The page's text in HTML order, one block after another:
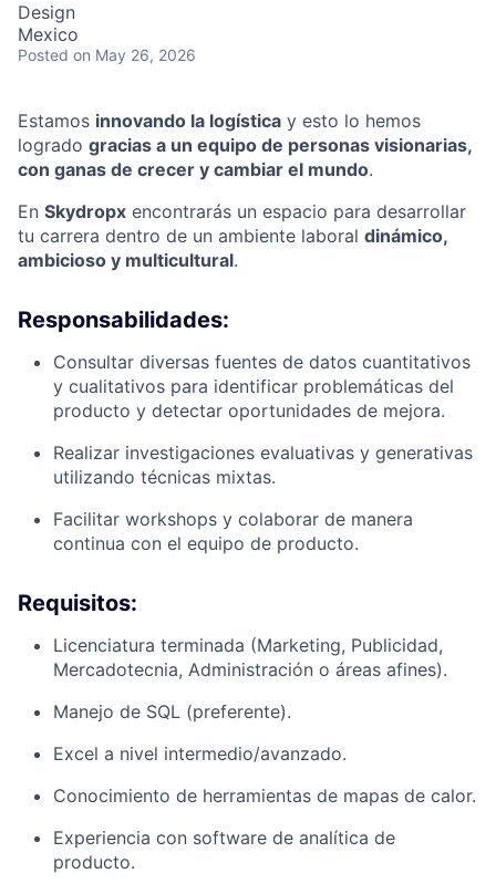
Design
Mexico
Posted on May 26, 2026
Estamos innovando la logística y esto lo hemos
logrado gracias a un equipo de personas visionarias,
con ganas de crecer y cambiar el mundo.
En Skydropx encontrarás un espacio para desarrollar
tu carrera dentro de un ambiente laboral dinámico,
ambicioso y multicultural.
Responsabilidades:
Consultar diversas fuentes de datos cuantitativos
y cualitativos para identificar problemáticas del
producto y detectar oportunidades de mejora.
Realizar investigaciones evaluativas y generativas
utilizando técnicas mixtas.
Facilitar workshops y colaborar de manera
continua con el equipo de producto.
Requisitos:
Licenciatura terminada (Marketing, Publicidad,
Mercadotecnia, Administración o áreas afines).
Manejo de SQL (preferente).
Excel a nivel intermedio/avanzado.
Conocimiento de herramientas de mapas de calor.
Experiencia con software de analítica de
producto.